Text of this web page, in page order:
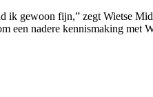
ik gewoon fijn,” zegt Wietse
een nadere kennismaking met